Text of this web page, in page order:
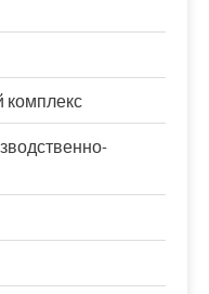
комплекс